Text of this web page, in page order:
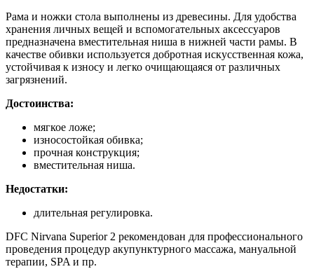
Рама и ножки стола выполнены из древесины. Для удобства
хранения личных вещей и вспомогательных аксессуаров
предназначена вместительная ниша в нижней части рамы. В
качестве обивки используется добротная искусственная кожа,
устойчивая к износу и легко очищающаяся от различных
загрязнений.
Достоинства:
мягкое ложе;
износостойкая обивка;
прочная конструкция;
вместительная ниша.
Недостатки:
длительная регулировка.
DFC Nirvana Superior 2 рекомендован для профессионального
проведения процедур акупунктурного массажа, мануальной
терапии, SPA и пр.